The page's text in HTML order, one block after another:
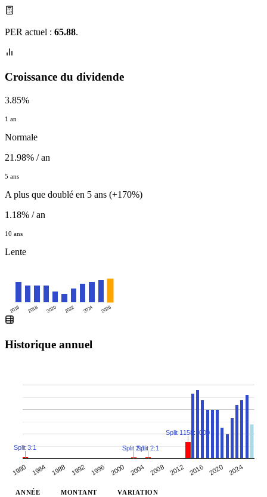
PER actuel : 65.88.
Croissance du dividende
3.85%
1 an
Normale
21.98% / an
5 ans
A plus que doublé en 5 ans (+170%)
1.18% / an
10 ans
Lente
2016 2018 2020 2022 2024 2026
Historique annuel
1980 1984 1988 1992 1996 2000 2004 2008 2012 2016 2020 2024
Split 3:1 Split 2:1Split 2:1
Split 1158:1000
ANNÉE MONTANT VARIATION